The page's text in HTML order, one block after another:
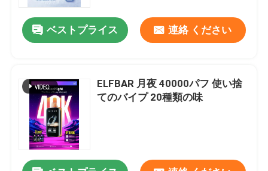
ベストプライス 連絡 ください
ELFBAR 月夜 40000パフ 使い捨
てのバイプ 20種類の味